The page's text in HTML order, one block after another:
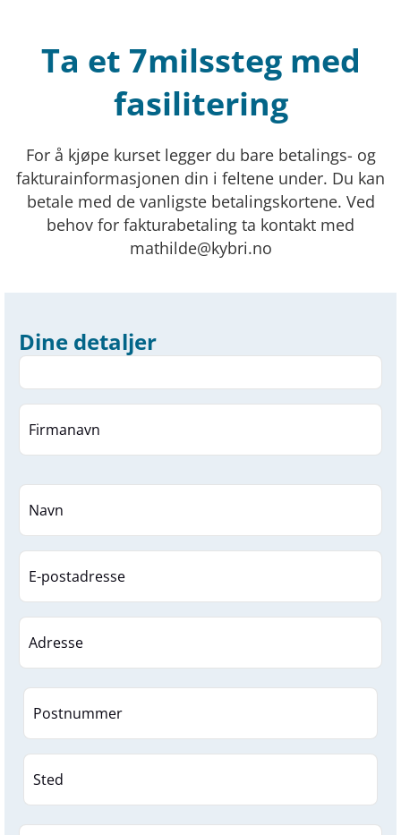
Ta et 7milssteg med
fasilitering
For å kjøpe kurset legger du bare betalings- og
fakturainformasjonen din i feltene under. Du kan
betale med de vanligste betalingskortene. Ved
behov for fakturabetaling ta kontakt med
mathilde@kybri.no
Dine detaljer